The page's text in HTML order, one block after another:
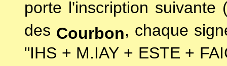
porte l'inscription
des Courbon, chaque
"IHS + M.IAY + ESTE +